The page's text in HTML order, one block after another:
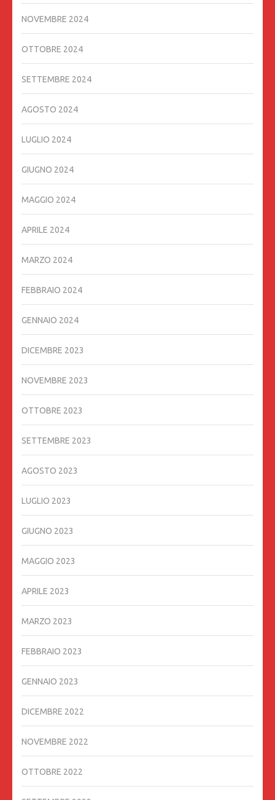
NOVEMBRE 2024
OTTOBRE 2024
SETTEMBRE 2024
AGOSTO 2024
LUGLIO 2024
GIUGNO 2024
MAGGIO 2024
APRILE 2024
MARZO 2024
FEBBRAIO 2024
GENNAIO 2024
DICEMBRE 2023
NOVEMBRE 2023
OTTOBRE 2023
SETTEMBRE 2023
AGOSTO 2023
LUGLIO 2023
GIUGNO 2023
MAGGIO 2023
APRILE 2023
MARZO 2023
FEBBRAIO 2023
GENNAIO 2023
DICEMBRE 2022
NOVEMBRE 2022
OTTOBRE 2022